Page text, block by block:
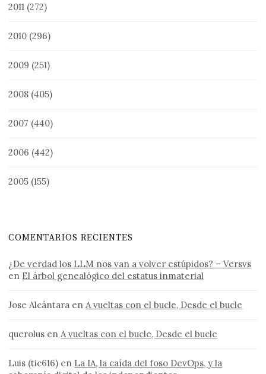
2011 (272)
2010 (296)
2009 (251)
2008 (405)
2007 (440)
2006 (442)
2005 (155)
COMENTARIOS RECIENTES
¿De verdad los LLM nos van a volver estúpidos? – Versvs
en El árbol genealógico del estatus inmaterial
Jose Alcántara enA vueltas con el bucle, Desde el bucle
querolus enA vueltas con el bucle, Desde el bucle
Luis (tic616) en La IA, la caída del foso DevOps, y la